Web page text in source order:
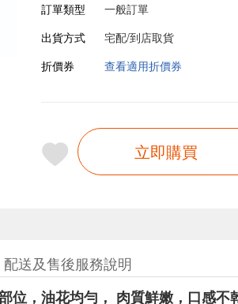
訂單類型
一般訂單
出貨方式
宅配/到店取貨
折價券
查看適用折價券
立即購買
配送及售後服務說明
位，油花均勻， 肉質鮮嫩，口感不